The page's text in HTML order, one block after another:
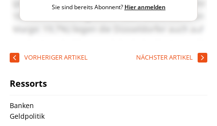
Sie sind bereits Abonnent? Hier anmelden
VORHERIGER ARTIKEL NÄCHSTER ARTIKEL
Ressorts
Banken
Geldpolitik